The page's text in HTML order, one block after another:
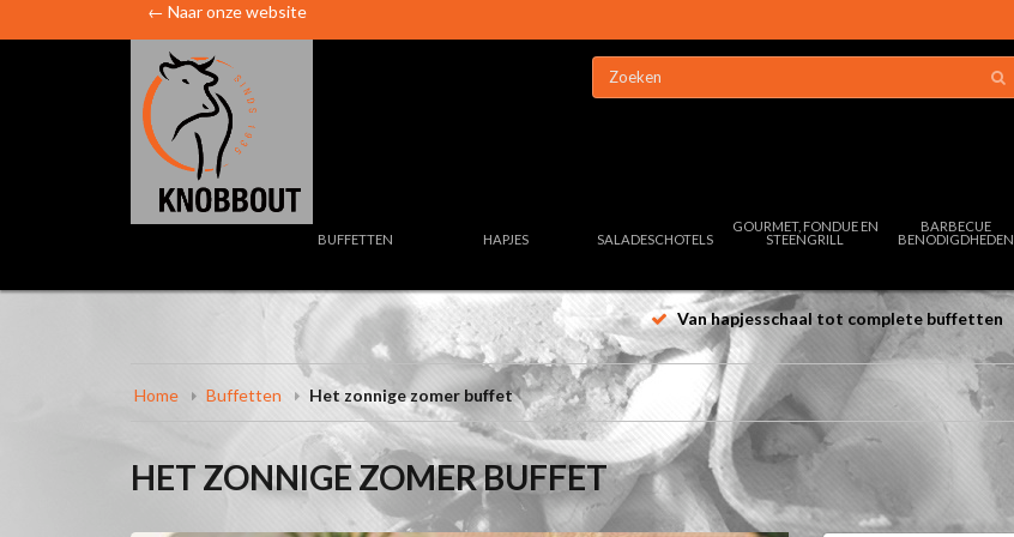
← Naar onze website
BUFFETTEN HAPJES SALADESCHOTELS
GOURMET, FONDUE EN
STEENGRILL
BARBECUE
BENODIGDHEDEN
Van hapjesschaal tot complete buffetten
Home Buffetten Het zonnige zomer buffet
HET ZONNIGE ZOMER BUFFET